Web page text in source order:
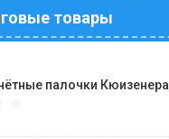
товары
палочки Кюизенера